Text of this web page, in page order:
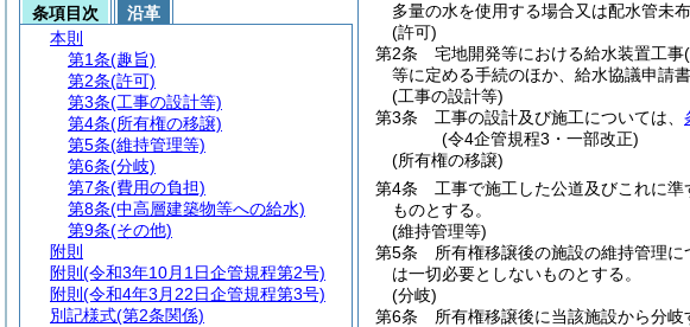
多量の水を使用する場合又は配水管未
(許可)
第2条
宅地開発等における給水装置工事
等に定める手続のほか、給水協議申請書
(工事の設計等)
第3条
工事の設計及び施工については、
(令4企管規程3・一部改正)
(所有権の移譲)
第4条
工事で施工した公道及びこれに
ものとする。
(維持管理等)
第5条
所有権移譲後の施設の維持管理に
は一切必要としないものとする。
(分岐)
第6条
所有権移譲後に当該施設から分
条項目次
沿革
本則
第1条(趣旨)
第2条(許可)
第3条(工事の設計等)
第4条(所有権の移譲)
第5条(維持管理等)
第6条(分岐)
第7条(費用の負担)
第8条(中高層建築物等への給水)
第9条(その他)
附則
附則 (令和3年10月1日企管規程第2号)
附則 (令和4年3月22日企管規程第3号)
別記様式(第2条関係)